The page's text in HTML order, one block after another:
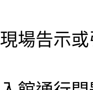
場告示